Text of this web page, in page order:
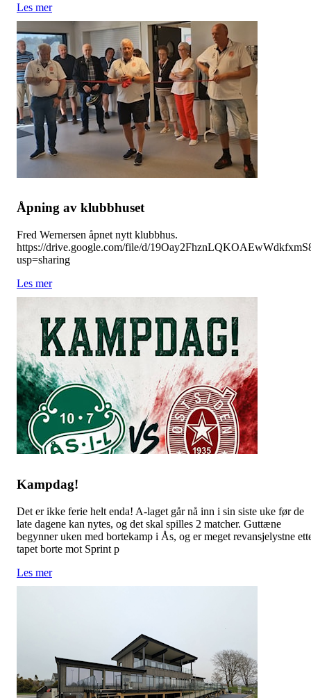
Les mer
Åpning av klubbhuset
Fred Wernersen åpnet nytt klubbhus.
https://drive.google.com/file/d/
usp=sharing
Les mer
Kampdag!
Det er ikke ferie helt enda! A-laget går nå inn i sin siste uke før de
late dagene kan nytes, og det skal spilles 2 matcher. Guttæne
begynner uken med bortekamp i Ås, og er meget revansjelystne
tapet borte mot Sprint p
Les mer